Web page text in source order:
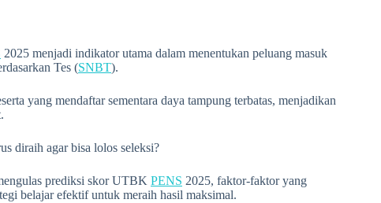
2025 menjadi indikator utama dalam menentukan peluang masuk
Tes (SNBT).
yang mendaftar sementara daya tampung terbatas, menjadikan
diraih agar bisa lolos seleksi?
prediksi skor UTBK PENS 2025, faktor-faktor yang
belajar efektif untuk meraih hasil maksimal.